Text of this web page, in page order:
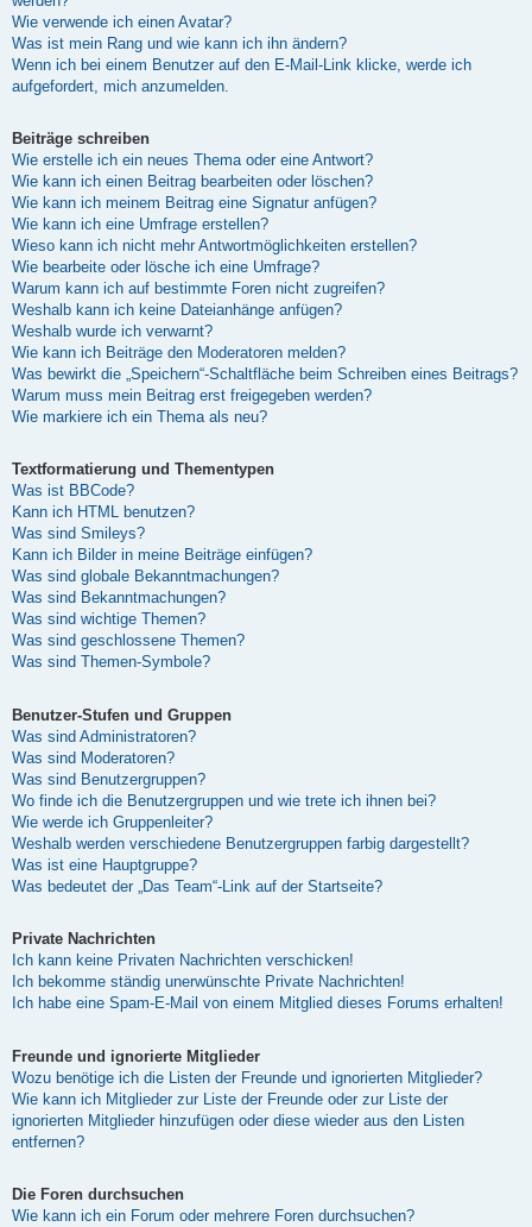
Wie verwende ich einen Avatar?
Was ist mein Rang und wie kann ich ihn ändern?
Wenn ich bei einem Benutzer auf den E-Mail-Link klicke, werde ich
aufgefordert, mich anzumelden.
Beiträge schreiben
Wie erstelle ich ein neues Thema oder eine Antwort?
Wie kann ich einen Beitrag bearbeiten oder löschen?
Wie kann ich meinem Beitrag eine Signatur anfügen?
Wie kann ich eine Umfrage erstellen?
Wieso kann ich nicht mehr Antwortmöglichkeiten erstellen?
Wie bearbeite oder lösche ich eine Umfrage?
Warum kann ich auf bestimmte Foren nicht zugreifen?
Weshalb kann ich keine Dateianhänge anfügen?
Weshalb wurde ich verwarnt?
Wie kann ich Beiträge den Moderatoren melden?
Was bewirkt die „Speichern“-Schaltfläche beim Schreiben eines Beitrags?
Warum muss mein Beitrag erst freigegeben werden?
Wie markiere ich ein Thema als neu?
Textformatierung und Thementypen
Was ist BBCode?
Kann ich HTML benutzen?
Was sind Smileys?
Kann ich Bilder in meine Beiträge einfügen?
Was sind globale Bekanntmachungen?
Was sind Bekanntmachungen?
Was sind wichtige Themen?
Was sind geschlossene Themen?
Was sind Themen-Symbole?
Benutzer-Stufen und Gruppen
Was sind Administratoren?
Was sind Moderatoren?
Was sind Benutzergruppen?
Wo finde ich die Benutzergruppen und wie trete ich ihnen bei?
Wie werde ich Gruppenleiter?
Weshalb werden verschiedene Benutzergruppen farbig dargestellt?
Was ist eine Hauptgruppe?
Was bedeutet der „Das Team“-Link auf der Startseite?
Private Nachrichten
Ich kann keine Privaten Nachrichten verschicken!
Ich bekomme ständig unerwünschte Private Nachrichten!
Ich habe eine Spam-E-Mail von einem Mitglied dieses Forums erhalten!
Freunde und ignorierte Mitglieder
Wozu benötige ich die Listen der Freunde und ignorierten Mitglieder?
Wie kann ich Mitglieder zur Liste der Freunde oder zur Liste der
ignorierten Mitglieder hinzufügen oder diese wieder aus den Listen
entfernen?
Die Foren durchsuchen
Wie kann ich ein Forum oder mehrere Foren durchsuchen?